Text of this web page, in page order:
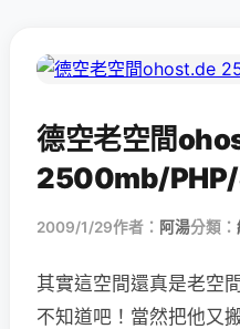
德空老空間
2500mb/PHP/
2009/1/29作者： 阿湯分類：
其實這空間還真是老空
不知道吧！當然把他又